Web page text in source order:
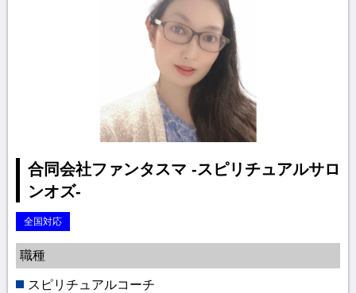
合同会社ファンタスマ -スピリチュアルサロ
ンオズ-
全国対応
職種
スピリチュアルコーチ